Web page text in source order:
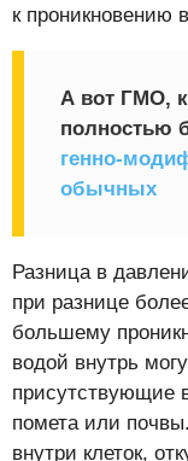
к проникновению
А вот ГМО,
полностью
генно-
обычных
Разница в
при разнице
большему
водой внутрь
присутствующие
помета или
внутри клеток,